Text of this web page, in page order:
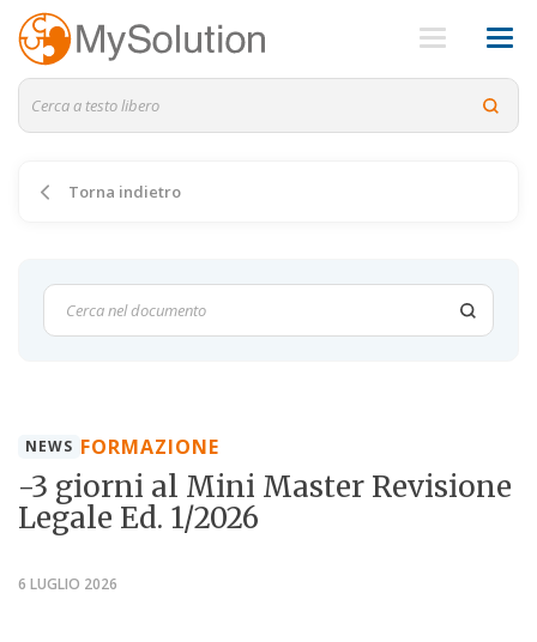
Torna indietro
NEWS FORMAZIONE
-3 giorni al Mini Master Revisione
Legale Ed. 1/2026
6 LUGLIO 2026